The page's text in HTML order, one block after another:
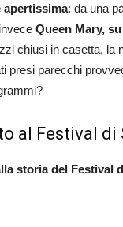
apertissima: da una
Queen Mary,
chiusi in casetta, la
presi parecchi
al Festival di
storia del Festival